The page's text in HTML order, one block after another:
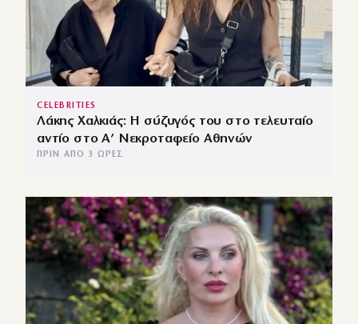
CELEBRITIES
Λάκης Χαλκιάς: Η σύζυγός του στο τελευταίο
αντίο στο Α’ Νεκροταφείο Αθηνών
ΠΡΙΝ ΑΠΌ 3 ΏΡΕΣ